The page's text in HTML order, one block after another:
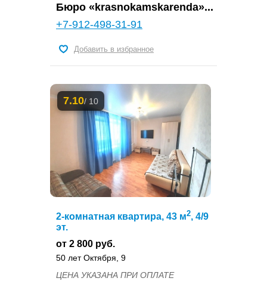
Бюро «krasnokamskarenda»...
+7-912-498-31-91
Добавить в избранное
7.10/ 10
2-комнатная квартира, 43 м2, 4/9
эт.
от 2 800 руб.
50 лет Октября, 9
ЦЕНА УКАЗАНА ПРИ ОПЛАТЕ